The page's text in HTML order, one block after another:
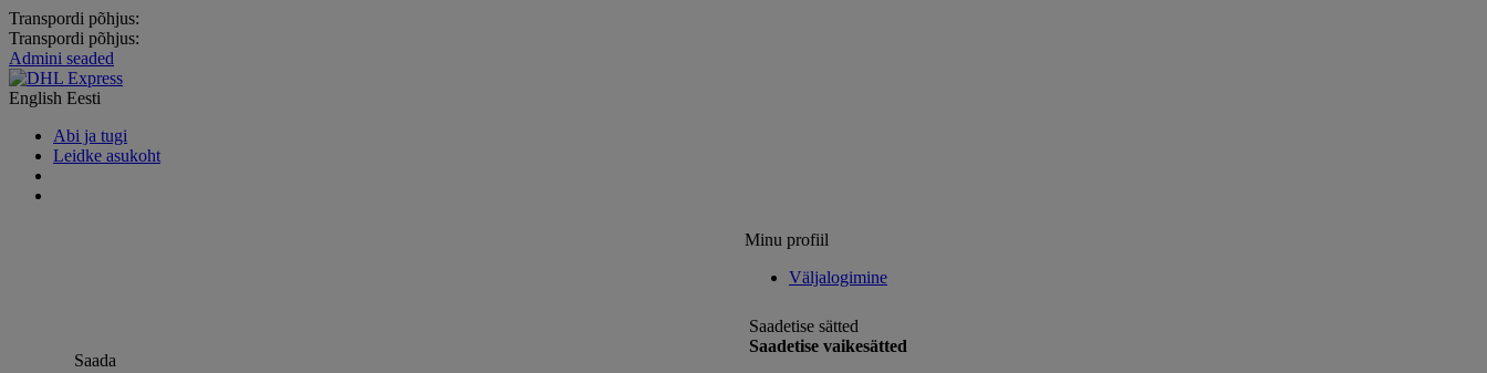
Transpordi põhjus:
Transpordi põhjus:
Admini seaded
English Eesti
Abi ja tugi
Leidke asukoht
Minu profiil
Väljalogimine
Saada
Saadetise sätted
Saadetise vaikesätted